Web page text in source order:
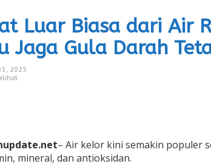
f
a
t
a
d
Luar Biasa dari Air
Jaga Gula Darah
2025
– Air kelor kini semakin populer
mineral, dan antioksidan.